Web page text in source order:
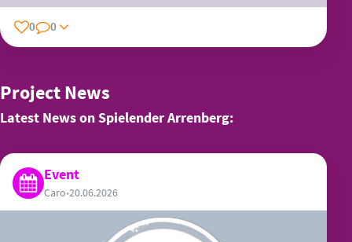
0 0
Project News
Latest News on Spielender Arrenberg:
Event
Caro•20.06.2026